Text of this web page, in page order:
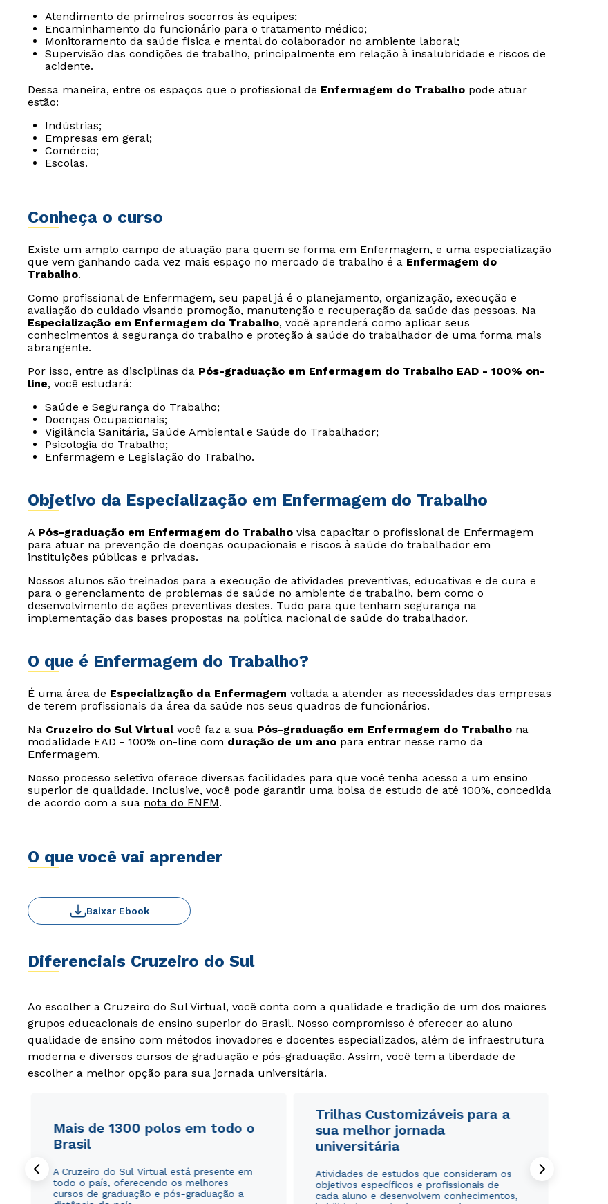
Atendimento de primeiros socorros às equipes;
Encaminhamento do funcionário para o tratamento médico;
Monitoramento da saúde física e mental do colaborador no ambiente laboral;
Supervisão das condições de trabalho, principalmente em relação à insalubridade e riscos de
acidente.
Dessa maneira, entre os espaços que o profissional de Enfermagem do Trabalho pode atuar
estão:
Indústrias;
Empresas em geral;
Comércio;
Escolas.
Conheça o curso
Existe um amplo campo de atuação para quem se forma em Enfermagem, e uma especialização
que vem ganhando cada vez mais espaço no mercado de trabalho é a Enfermagem do
Trabalho.
Como profissional de Enfermagem, seu papel já é o planejamento, organização, execução e
avaliação do cuidado visando promoção, manutenção e recuperação da saúde das pessoas. Na
Especialização em Enfermagem do Trabalho, você aprenderá como aplicar seus
conhecimentos à segurança do trabalho e proteção à saúde do trabalhador de uma forma mais
abrangente.
Por isso, entre as disciplinas da Pós-graduação em Enfermagem do Trabalho EAD - 100% on-
line, você estudará:
Saúde e Segurança do Trabalho;
Doenças Ocupacionais;
Vigilância Sanitária, Saúde Ambiental e Saúde do Trabalhador;
Psicologia do Trabalho;
Enfermagem e Legislação do Trabalho.
Objetivo da Especialização em Enfermagem do Trabalho
A Pós-graduação em Enfermagem do Trabalho visa capacitar o profissional de Enfermagem
para atuar na prevenção de doenças ocupacionais e riscos à saúde do trabalhador em
instituições públicas e privadas.
Nossos alunos são treinados para a execução de atividades preventivas, educativas e de cura e
para o gerenciamento de problemas de saúde no ambiente de trabalho, bem como o
desenvolvimento de ações preventivas destes. Tudo para que tenham segurança na
implementação das bases propostas na política nacional de saúde do trabalhador.
O que é Enfermagem do Trabalho?
É uma área de Especialização da Enfermagem voltada a atender as necessidades das empresas
de terem profissionais da área da saúde nos seus quadros de funcionários.
Na Cruzeiro do Sul Virtualvocê faz a sua Pós-graduação em Enfermagem do Trabalho na
modalidade EAD - 100% on-line com duração de um ano para entrar nesse ramo da
Enfermagem.
Nosso processo seletivo oferece diversas facilidades para que você tenha acesso a um ensino
superior de qualidade. Inclusive, você pode garantir uma bolsa de estudo de até 100%, concedida
de acordo com a sua nota do ENEM.
O que você vai aprender
Baixar Ebook
Diferenciais Cruzeiro do Sul
Ao escolher a Cruzeiro do Sul Virtual, você conta com a qualidade e tradição de um dos maiores
grupos educacionais de ensino superior do Brasil. Nosso compromisso é oferecer ao aluno
qualidade de ensino com métodos inovadores e docentes especializados, além de infraestrutura
moderna e diversos cursos de graduação e pós-graduação. Assim, você tem a liberdade de
escolher a melhor opção para sua jornada universitária.
Mais de 1300 polos em todo o
Brasil
A Cruzeiro do Sul Virtual está presente em
todo o país, oferecendo os melhores
cursos de graduação e pós-graduação a
Trilhas Customizáveis para a
sua melhor jornada
universitária
Atividades de estudos que consideram os
objetivos específicos e profissionais de
cada aluno e desenvolvem conhecimentos,
ou
ou